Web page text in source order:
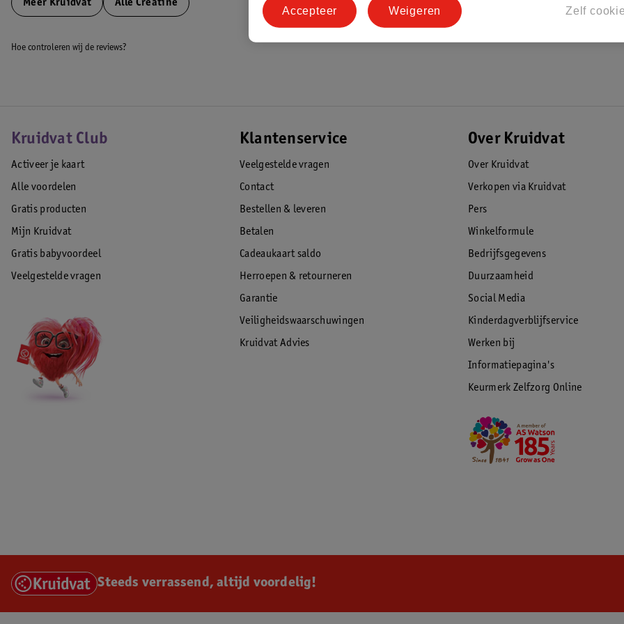
Meer Kruidvat Alle Creatine
Hoe controleren wij de reviews?
Kruidvat Club
Activeer je kaart
Alle voordelen
Gratis producten
Mijn Kruidvat
Gratis babyvoordeel
Veelgestelde vragen
Klantenservice
Veelgestelde vragen
Contact
Bestellen & leveren
Betalen
Cadeaukaart saldo
Herroepen & retourneren
Garantie
Veiligheidswaarschuwingen
Kruidvat Advies
Over Kruidvat
Over Kruidvat
Verkopen via Kruidvat
Pers
Winkelformule
Bedrijfsgegevens
Duurzaamheid
Social Media
Kinderdagverblijfservice
Werken bij
Informatiepagina's
Keurmerk Zelfzorg Online
Steeds verrassend, altijd voordelig!
Zelf
Weigeren
Accepteer